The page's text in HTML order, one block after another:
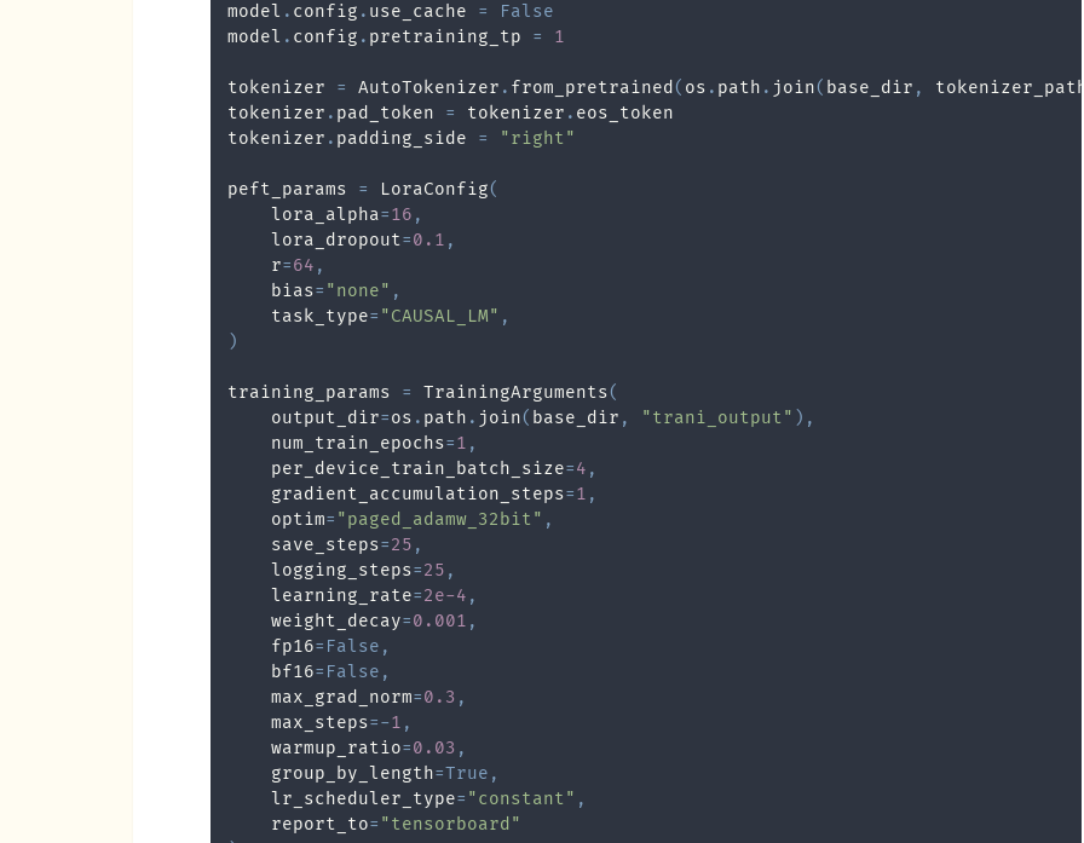
model . config . use_cache =
False
model . config . pretraining_tp = 1
tokenizer = AutoTokenizer . from_pretrained ( os . path . join( base_dir , tokenizer_path
tokenizer . pad_token = tokenizer .
tokenizer . padding_side = "right"
peft_params = LoraConfig(
    lora_alpha
=16 ,
    lora_dropout
=0.1 ,
    r
=64 ,
    bias
= "none" ,
    task_type
= "CAUSAL_LM" ,
)
training_params = TrainingArguments(
    output_dir
=os . path . join( base_dir , "trani_output" ) ,
    num_train_epochs
=1 ,
    per_device_train_batch_size
=4 ,
    gradient_accumulation_steps
=1 ,
    optim
= "paged_adamw_32bit" ,
    save_steps
=25 ,
    logging_steps
=25 ,
    learning_rate
=2e-4 ,
    weight_decay
=0.001 ,
    fp16
= False ,
    bf16
= False ,
    max_grad_norm
=0.3 ,
    max_steps
=-1 ,
    warmup_ratio
=0.03 ,
    group_by_length
=True ,
    lr_scheduler_type
= "constant" ,
    report_to
= "tensorboard"